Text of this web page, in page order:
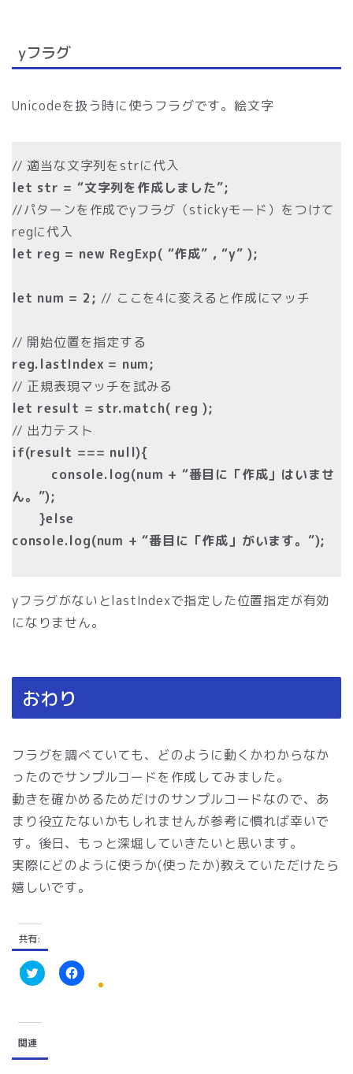
yフラグ
Unicodeを扱う時に使うフラグです。絵文字
// 適当な文字列をstrに代入
let str = “文字列を作成しました”;
//パターンを作成でyフラグ（stickyモード）をつけて
regに代入
let reg = new RegExp( “作成” , “y” );
let num = 2;// ここを4に変えると作成にマッチ
// 開始位置を指定する
reg.lastIndex = num;
// 正規表現マッチを試みる
let result = str.match( reg );
// 出力テスト
if(result === null){
console.log(num + “番目に「作成」はいませ
ん。”);
}else
console.log(num + “番目に「作成」がいます。”);
yフラグがないとlastIndexで指定した位置指定が有効
になりません。
おわり
フラグを調べていても、どのように動くかわからなか
ったのでサンプルコードを作成してみました。
動きを確かめるためだけのサンプルコードなので、あ
まり役立たないかもしれませんが参考に慣れば幸いで
す。後日、もっと深堀していきたいと思います。
実際にどのように使うか(使ったか)教えていただけたら
嬉しいです。
共有:
ク
し
て
T
w
F
関連